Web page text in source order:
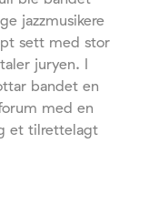
jazzmusikere
sett med stor
juryen. I
bandet en
med en
et tilrettelagt